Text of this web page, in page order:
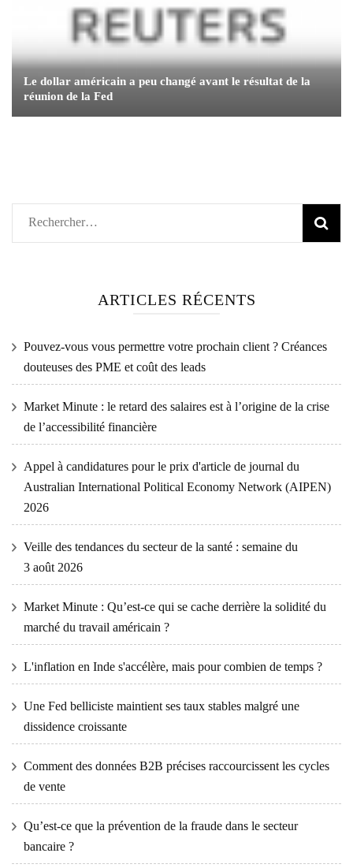
Le dollar américain a peu changé avant le résultat de la
réunion de la Fed
Rechercher :
ARTICLES RÉCENTS
Pouvez-vous vous permettre votre prochain client ? Créances
douteuses des PME et coût des leads
Market Minute : le retard des salaires est à l’origine de la crise
de l’accessibilité financière
Appel à candidatures pour le prix d'article de journal du
Australian International Political Economy Network (AIPEN)
2026
Veille des tendances du secteur de la santé : semaine du
3 août 2026
Market Minute : Qu’est-ce qui se cache derrière la solidité du
marché du travail américain ?
L'inflation en Inde s'accélère, mais pour combien de temps ?
Une Fed belliciste maintient ses taux stables malgré une
dissidence croissante
Comment des données B2B précises raccourcissent les cycles
de vente
Qu’est-ce que la prévention de la fraude dans le secteur
bancaire ?